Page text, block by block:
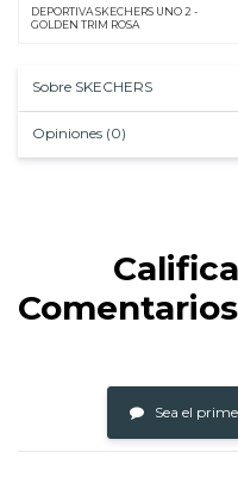
DEPORTIVA SKECHERS UNO 2 -
GOLDEN TRIM ROSA
Sobre SKECHERS
Opiniones (0)
Sea el